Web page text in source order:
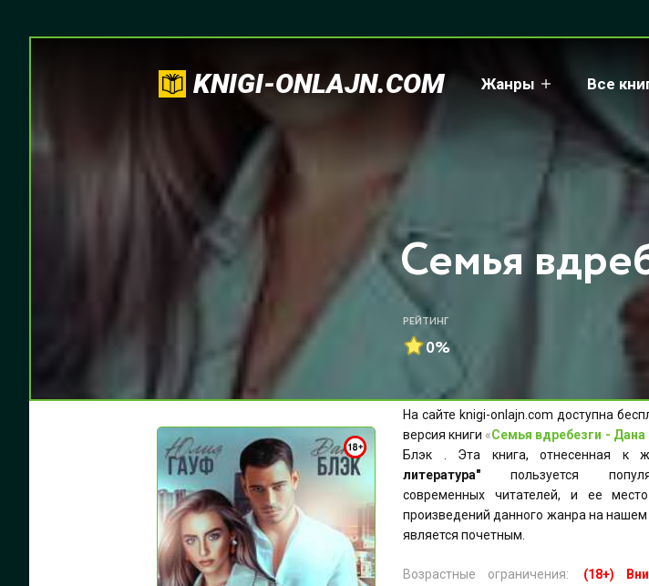
KNIGI-ONLAJN.COM Жанры Все
Семья
РЕЙТИНГ
0%
На сайте knigi-onlajn.com доступна
версия книги «Семья вдребезги - Дана
Блэк . Эта книга, отнесенная к
литература" пользуется
современных читателей, и ее
произведений данного жанра на нашем
является почетным.
Возрастные ограничения:
(18+)